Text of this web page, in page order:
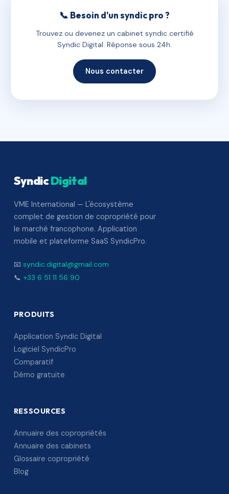
📞 Besoin d'un syndic pro ?
Trouvez ou devenez un cabinet syndic certifié
Syndic Digital. Réponse sous 24h.
Nous contacter
SyndicDigital
VME International — L'écosystème
complet de gestion de copropriété pour
le marché francophone. Application
mobile et plateforme SaaS SyndicPro.
📧 syndic.digital@gmail.com
📞 +33 6 51 11 56 90
PRODUITS
Application Syndic Digital
Logiciel SyndicPro
Comparatif
Démo gratuite
RESSOURCES
Annuaire des copropriétés
Annuaire des cabinets
Glossaire copropriété
Blog